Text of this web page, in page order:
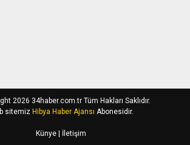
2026 34haber.com.tr Tüm Hakları Saklıdır.
sitemiz Hibya Haber Ajansı Abonesidir.
Künye| İletişim